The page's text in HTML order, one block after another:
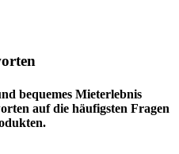
bequemes Mieterlebnis
auf die häufigsten Fragen